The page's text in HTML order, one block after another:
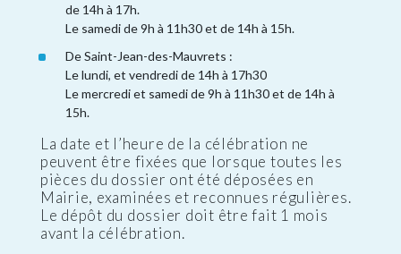
de 14h à 17h.
Le samedi de 9h à 11h30 et de 14h à 15h.
De Saint-Jean-des-Mauvrets :
Le lundi, et vendredi de 14h à 17h30
Le mercredi et samedi de 9h à 11h30 et de 14h à
15h.
La date et l’heure de la célébration ne
peuvent être fixées que lorsque toutes les
pièces du dossier ont été déposées en
Mairie, examinées et reconnues régulières.
Le dépôt du dossier doit être fait 1 mois
avant la célébration.